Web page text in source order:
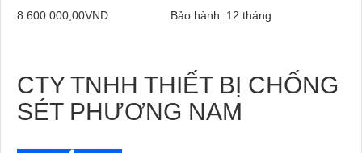
8.600.000,00VND Bảo hành: 12 tháng
CTY TNHH THIẾT BỊ CHỐNG
SÉT PHƯƠNG NAM